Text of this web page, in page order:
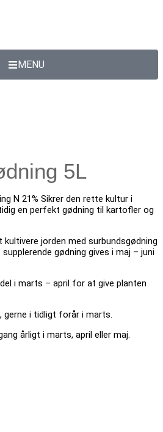
MENU
5L
N 21% Sikrer den rette kultur i
en perfekt gødning til kartofler og
jorden med surbundsgødning
gødning gives i maj – juni
i marts – april for at give planten
gerne i tidligt forår i marts.
årligt i marts, april eller maj.